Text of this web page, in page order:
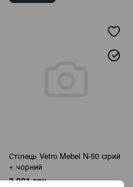
Стілець Vetro Mebel N-50 сірий
+ чорний
3 001 грн